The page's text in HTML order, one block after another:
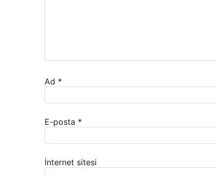
Ad *
E-posta *
İnternet sitesi